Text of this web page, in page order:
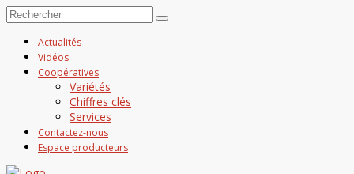
Actualités
Vidéos
Coopératives
Variétés
Chiffres clés
Services
Contactez-nous
Espace producteurs